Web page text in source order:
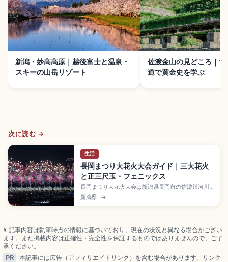
新潟・妙高高原｜越後富士と温泉・
スキーの山岳リゾート
佐渡金山の見どころ｜世
道で黄金史を学ぶ
次に読む →
生活
長岡まつり大花火大会ガイド｜三大花火
と正三尺玉・フェニックス
長岡まつり大花火大会は新潟県長岡市の信濃川河川
敷で例年8月2日・3日に開催される日本三大花火大
会で、1945年長岡空襲の慰霊と復興を願って1947
新潟県 →
※ 記事内容は執筆時点の情報に基づいており、現在の状況と異なる場合がござい
ます。また掲載内容は正確性・完全性を保証するものではありませんので、ご了
承ください。
PR
本記事には広告（アフィリエイトリンク）を含む場合があります。リンク